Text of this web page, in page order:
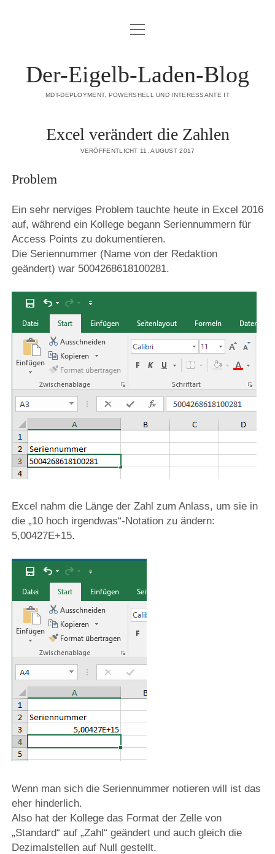
DATENSCHUTZERKLÄRUNG
mastodon
Menü
öffnen
Der-Eigelb-Laden-Blog
MDT-DEPLOYMENT, POWERSHELL UND INTERESSANTE IT
Excel verändert die Zahlen
VERÖFFENTLICHT 11. AUGUST 2017
Problem
Ein sehr nerviges Problem tauchte heute in Excel 2016
auf, während ein Kollege begann Seriennummern für
Access Points zu dokumentieren.
Die Seriennummer (Name von der Redaktion
geändert) war 5004268618100281.
Excel nahm die Länge der Zahl zum Anlass, um sie in
die „10 hoch irgendwas“-Notation zu ändern:
5,00427E+15.
Wenn man sich die Seriennummer notieren will ist das
eher hinderlich.
Also hat der Kollege das Format der Zelle von
„Standard“ auf „Zahl“ geändert und auch gleich die
Dezimalstellen auf Null gestellt.